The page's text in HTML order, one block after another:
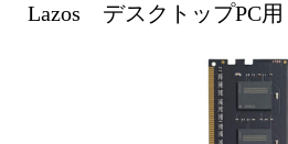
Lazos デスクトップPC用